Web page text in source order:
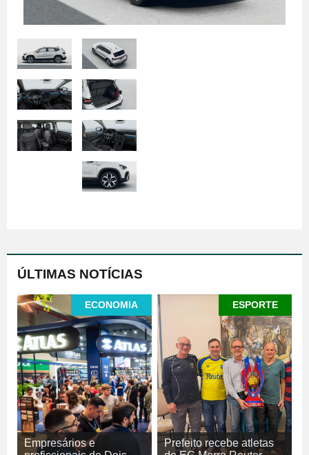
ÚLTIMAS NOTÍCIAS
ECONOMIA
Empresários e
ESPORTE
Prefeito recebe atletas